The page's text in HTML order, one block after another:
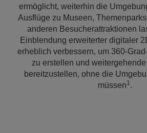
ermöglicht, weiterhin die
Ausflüge zu Museen,
anderen Besucherattraktionen
Einblendung erweiterter digitaler
erheblich verbessern, um 360-
zu erstellen und
bereitzustellen, ohne die
müssen1.